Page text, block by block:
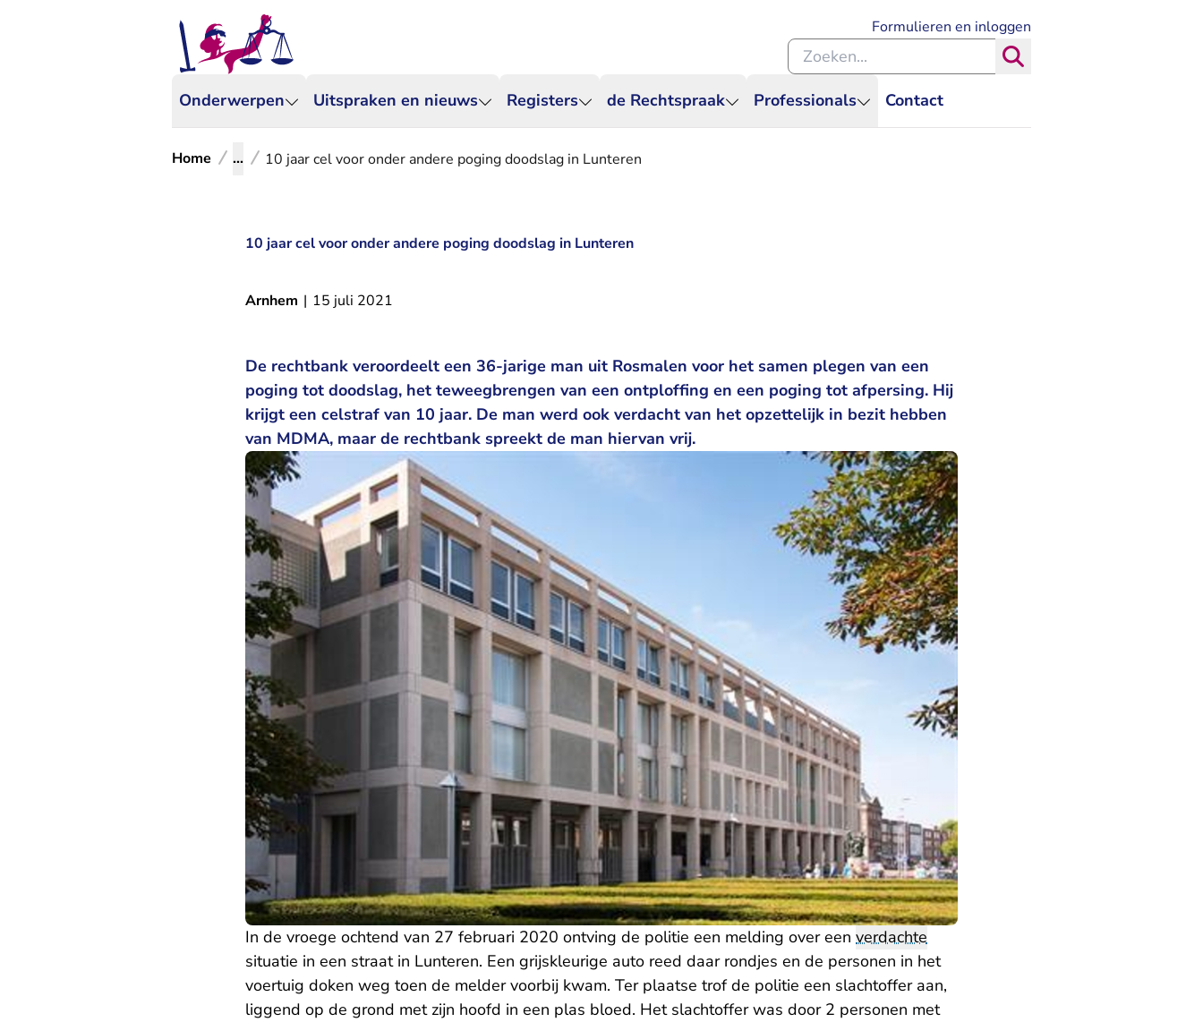
Onderwerpen Uitspraken en nieuws Registers de Rechtspraak Professionals Contact
Formulieren en inloggen
Zoeken binnen de Rechtspraak
Home ... 10 jaar cel voor onder andere poging doodslag in Lunteren
10 jaar cel voor onder andere poging doodslag in Lunteren
Arnhem | 15 juli 2021
De rechtbank veroordeelt een 36-jarige man uit Rosmalen voor het samen plegen van een
poging tot doodslag, het teweegbrengen van een ontploffing en een poging tot afpersing. Hij
krijgt een celstraf van 10 jaar. De man werd ook verdacht van het opzettelijk in bezit hebben
van MDMA, maar de rechtbank spreekt de man hiervan vrij.
In de vroege ochtend van 27 februari 2020 ontving de politie een melding over een verdachte
situatie in een straat in Lunteren. Een grijskleurige auto reed daar rondjes en de personen in het
voertuig doken weg toen de melder voorbij kwam. Ter plaatse trof de politie een slachtoffer aan,
liggend op de grond met zijn hoofd in een plas bloed. Het slachtoffer was door 2 personen met